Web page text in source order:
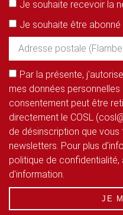
Je souhaite recevoir la
Je souhaite être abonné
Par la présente,
mes données
consentement peut être
directement le COSL
de désinscription que
newsletters. Pour plus
politique de
d'information.
JE